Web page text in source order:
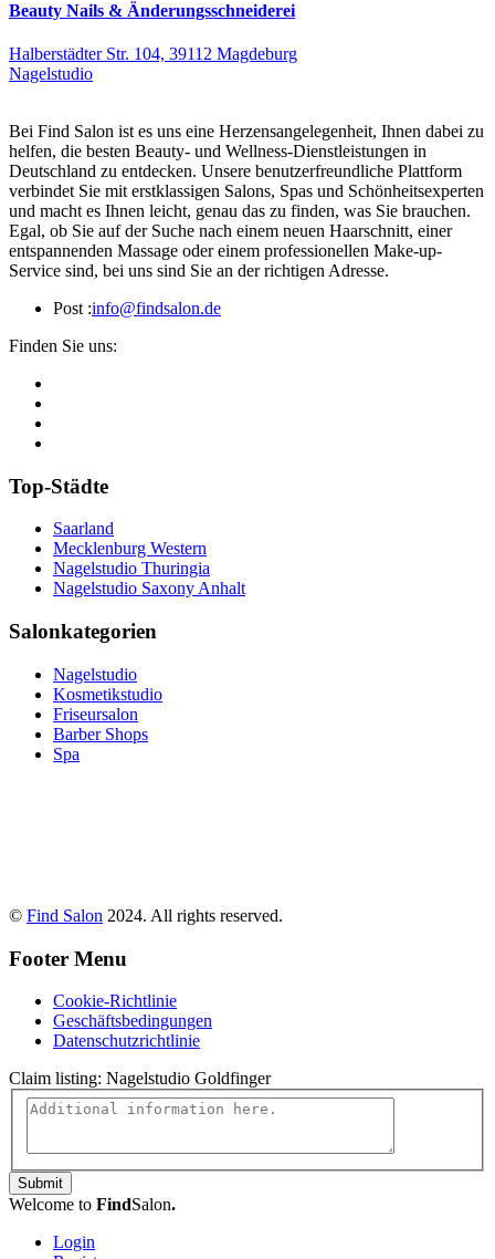
Beauty Nails & Änderungsschneiderei
Halberstädter Str. 104, 39112 Magdeburg
Nagelstudio
Bei Find Salon ist es uns eine Herzensangelegenheit, Ihnen dabei zu
helfen, die besten Beauty- und Wellness-Dienstleistungen in
Deutschland zu entdecken. Unsere benutzerfreundliche Plattform
verbindet Sie mit erstklassigen Salons, Spas und Schönheitsexperten
und macht es Ihnen leicht, genau das zu finden, was Sie brauchen.
Egal, ob Sie auf der Suche nach einem neuen Haarschnitt, einer
entspannenden Massage oder einem professionellen Make-up-
Service sind, bei uns sind Sie an der richtigen Adresse.
Post :info@findsalon.de
Finden Sie uns:
Top-Städte
Saarland
Mecklenburg Western
Nagelstudio Thuringia
Nagelstudio Saxony Anhalt
Salonkategorien
Nagelstudio
Kosmetikstudio
Friseursalon
Barber Shops
Spa
© Find Salon 2024. All rights reserved.
Footer Menu
Cookie-Richtlinie
Geschäftsbedingungen
Datenschutzrichtlinie
Claim listing: Nagelstudio Goldfinger
Submit
Welcome to FindSalon.
Login